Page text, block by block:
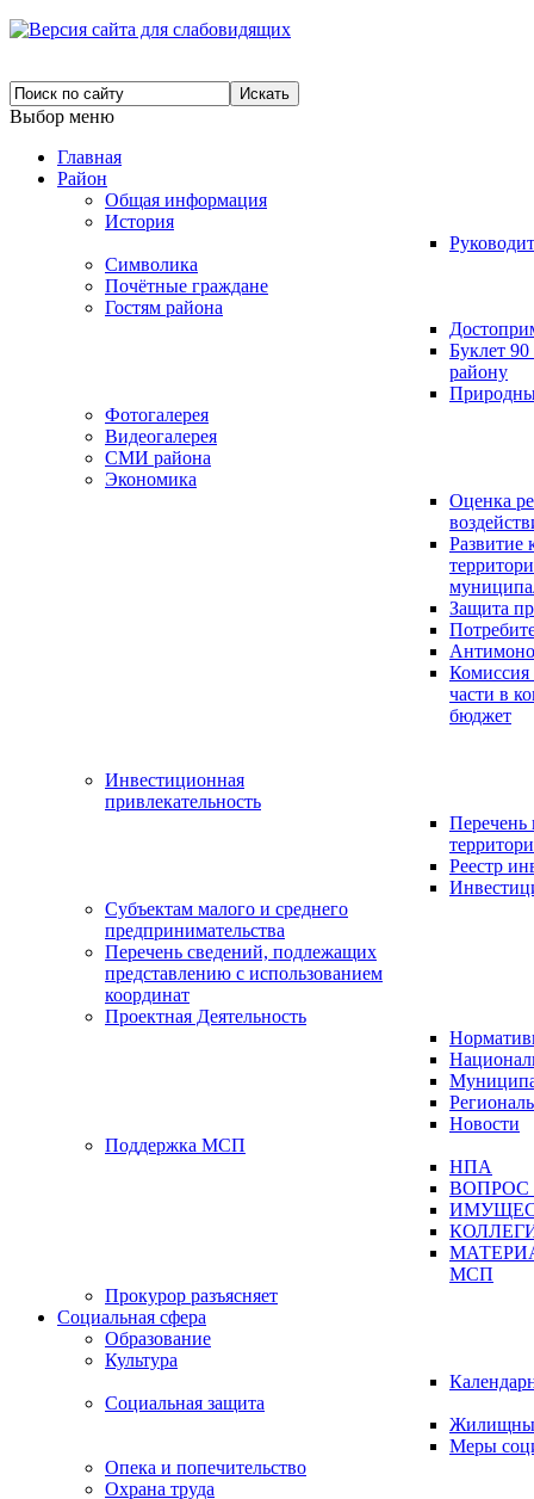
Выбор меню
Главная
Район
Общая информация
История
Символика
Почётные граждане
Гостям района
Буклет
району
Фотогалерея
Видеогалерея
СМИ района
Экономика
Оценка
Развитие
Защита
части в
бюджет
Инвестиционная
привлекательность
Перечень
Реестр
Субъектам малого и среднего
предпринимательства
Перечень сведений, подлежащих
представлению с использованием
координат
Проектная Деятельность
Новости
Поддержка МСП
НПА
ВОПРОС
МСП
Прокурор разъясняет
Социальная сфера
Образование
Культура
Социальная защита
Меры
Опека и попечительство
Охрана труда